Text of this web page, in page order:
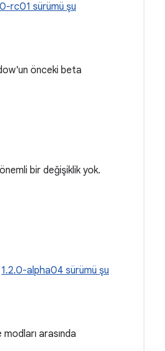
rc01 sürümü şu
önceki beta
bir değişiklik yok.
1.2.0-alpha04 sürümü şu
arasında